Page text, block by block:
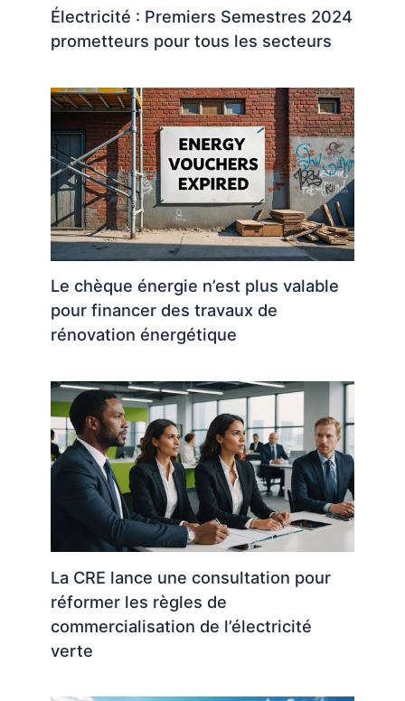
Électricité : Premiers Semestres 2024
prometteurs pour tous les secteurs
Le chèque énergie n’est plus valable
pour financer des travaux de
rénovation énergétique
La CRE lance une consultation pour
réformer les règles de
commercialisation de l’électricité
verte